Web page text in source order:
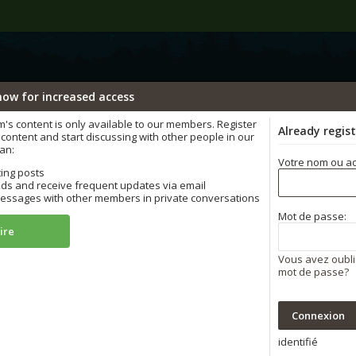
for increased access
Already
Votre nom ou
Mot de passe:
Vous avez
mot de passe?
identifié
content is only available to our members. Register
and start discussing with other people in our
posts
and receive frequent updates via email
with other members in private conversations